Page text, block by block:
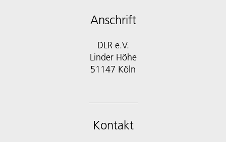
Anschrift
DLR e.V.
Linder Höhe
51147 Köln
Kontakt